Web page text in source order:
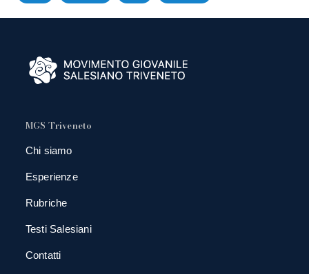
MGS Triveneto
Chi siamo
Esperienze
Rubriche
Testi Salesiani
Contatti